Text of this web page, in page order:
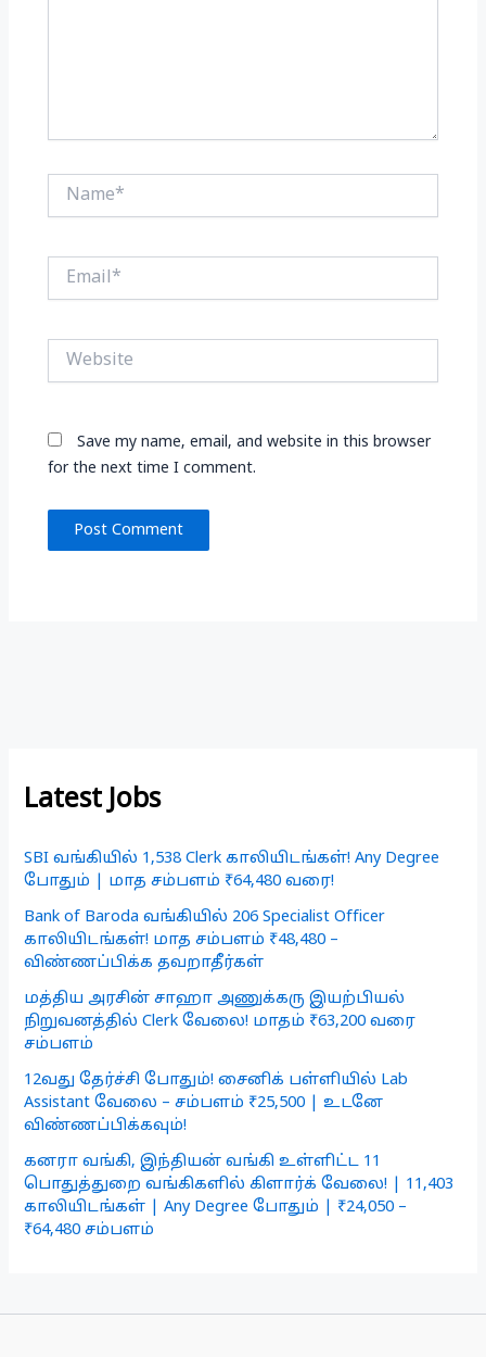
Name*
Email*
Website
Save my name, email, and website in this browser
for the next time I comment.
Latest Jobs
SBI வங்கியில் 1,538 Clerk காலியிடங்கள்! Any Degree
போதும் | மாத சம்பளம் ₹64,480 வரை!
Bank of Baroda வங்கியில் 206 Specialist Officer
காலியிடங்கள்! மாத சம்பளம் ₹48,480 –
விண்ணப்பிக்க தவறாதீர்கள்
மத்திய அரசின் சாஹா அணுக்கரு இயற்பியல்
நிறுவனத்தில் Clerk வேலை! மாதம் ₹63,200 வரை
சம்பளம்
12வது தேர்ச்சி போதும்! சைனிக் பள்ளியில் Lab
Assistant வேலை – சம்பளம் ₹25,500 | உடனே
விண்ணப்பிக்கவும்!
கனரா வங்கி, இந்தியன் வங்கி உள்ளிட்ட 11
பொதுத்துறை வங்கிகளில் கிளார்க் வேலை! | 11,403
காலியிடங்கள் | Any Degree போதும் | ₹24,050 –
₹64,480 சம்பளம்